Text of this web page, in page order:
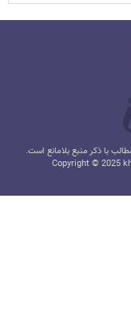
با ذکر منبع بلامانع است.
Copyright © 2025